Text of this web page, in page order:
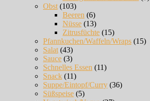
Obst (103)
Beeren (6)
Nüsse (13)
Zitrusfüchte (15)
Pfannkuchen/Waffeln/Wraps (15)
Salat (43)
Sauce (3)
Schnelles Essen (11)
Snack (11)
Suppe/Eintopf/Curry (36)
Süßspeise (5)